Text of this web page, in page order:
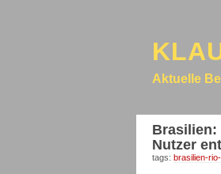
Aktuelle
Brasilien:
Nutzer
tags: brasilien-